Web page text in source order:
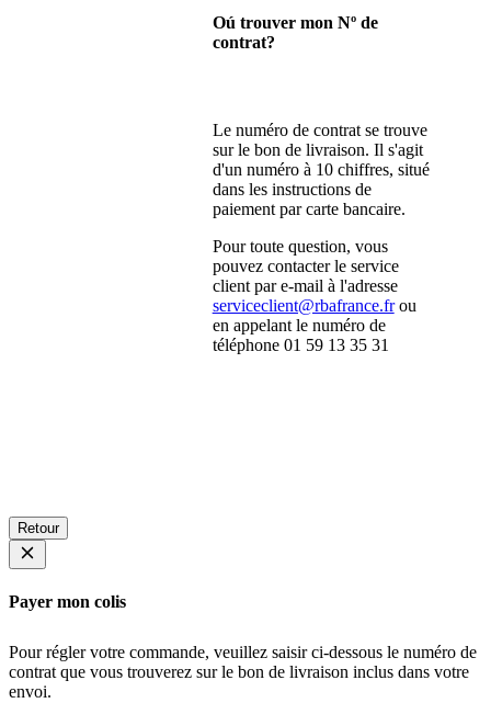
Oú trouver mon Nº de
contrat?
Le numéro de contrat se trouve
sur le bon de livraison. Il s'agit
d'un numéro à 10 chiffres, situé
dans les instructions de
paiement par carte bancaire.
Pour toute question, vous
pouvez contacter le service
client par e-mail à l'adresse
serviceclient@rbafrance.frou
en appelant le numéro de
téléphone 01 59 13 35 31
Retour
Payer mon colis
Pour régler votre commande, veuillez saisir ci-dessous le numéro de
contrat que vous trouverez sur le bon de livraison inclus dans votre
envoi.